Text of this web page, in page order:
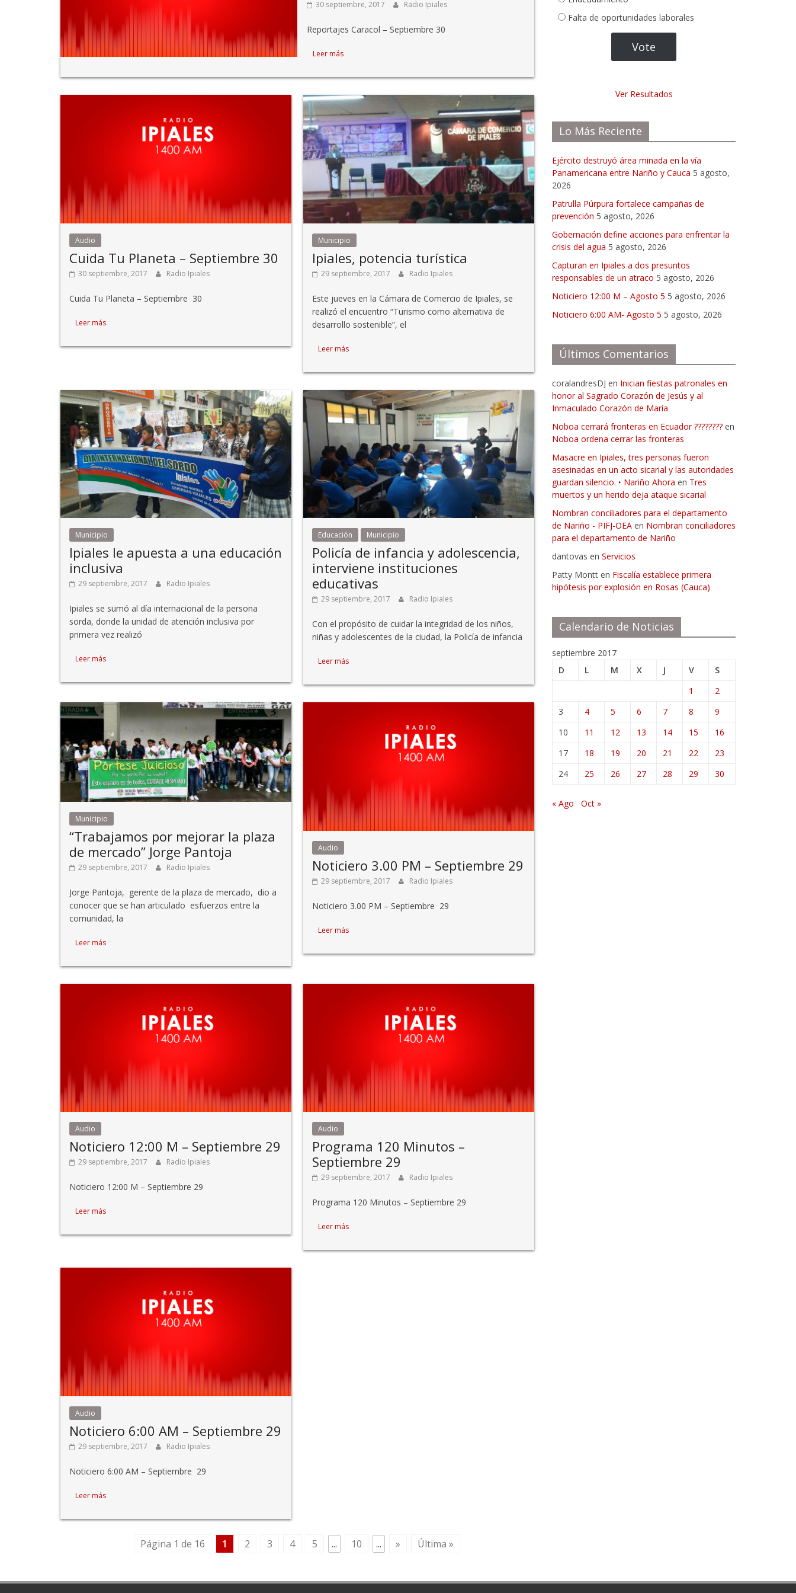
30 septiembre, 2017 Radio Ipiales
Reportajes Caracol – Septiembre 30
Leer más
Audio
Cuida Tu Planeta – Septiembre 30
30 septiembre, 2017 Radio Ipiales
Cuida Tu Planeta – Septiembre 30
Leer más
Municipio
Ipiales, potencia turística
29 septiembre, 2017 Radio Ipiales
Este jueves en la Cámara de Comercio de Ipiales, se
realizó el encuentro “Turismo como alternativa de
desarrollo sostenible”, el
Leer más
Municipio
Ipiales le apuesta a una educación
inclusiva
29 septiembre, 2017 Radio Ipiales
Ipiales se sumó al día internacional de la persona
sorda, donde la unidad de atención inclusiva por
primera vez realizó
Leer más
Educación Municipio
Policía de infancia y adolescencia,
interviene instituciones
educativas
29 septiembre, 2017 Radio Ipiales
Con el propósito de cuidar la integridad de los niños,
niñas y adolescentes de la ciudad, la Policía de infancia
Leer más
Municipio
“Trabajamos por mejorar la plaza
de mercado” Jorge Pantoja
29 septiembre, 2017 Radio Ipiales
Jorge Pantoja, gerente de la plaza de mercado, dio a
conocer que se han articulado esfuerzos entre la
comunidad, la
Leer más
Audio
Noticiero 3.00 PM – Septiembre 29
29 septiembre, 2017 Radio Ipiales
Noticiero 3.00 PM – Septiembre 29
Leer más
Audio
Noticiero 12:00 M – Septiembre 29
29 septiembre, 2017 Radio Ipiales
Noticiero 12:00 M – Septiembre 29
Leer más
Audio
Programa 120 Minutos –
Septiembre 29
29 septiembre, 2017 Radio Ipiales
Programa 120 Minutos – Septiembre 29
Leer más
Audio
Noticiero 6:00 AM – Septiembre 29
29 septiembre, 2017 Radio Ipiales
Noticiero 6:00 AM – Septiembre 29
Leer más
Página 1 de 16 1 2 3 4 5 ... 10 ... » Última »
Falta de oportunidades laborales
Ver Resultados
Lo Más Reciente
Ejército destruyó área minada en la vía
Panamericana entre Nariño y Cauca 5 agosto,
2026
Patrulla Púrpura fortalece campañas de
prevención 5 agosto, 2026
Gobernación define acciones para enfrentar la
crisis del agua 5 agosto, 2026
Capturan en Ipiales a dos presuntos
responsables de un atraco 5 agosto, 2026
Noticiero 12:00 M – Agosto 5 5 agosto, 2026
Noticiero 6:00 AM- Agosto 5 5 agosto, 2026
Últimos Comentarios
coralandresDJ en Inician fiestas patronales en
honor al Sagrado Corazón de Jesús y al
Inmaculado Corazón de María
Noboa cerrará fronteras en Ecuador ???????? en
Noboa ordena cerrar las fronteras
Masacre en Ipiales, tres personas fueron
asesinadas en un acto sicarial y las autoridades
guardan silencio. ‣ Nariño Ahora en Tres
muertos y un herido deja ataque sicarial
Nombran conciliadores para el departamento
de Nariño - PIFJ-OEA en Nombran conciliadores
para el departamento de Nariño
dantovas en Servicios
Patty Montt en Fiscalía establece primera
hipótesis por explosión en Rosas (Cauca)
Calendario de Noticias
septiembre 2017
D
L M X J V
S
1
2
3
4 5 6 7 8
9
10
11 12 13 14 15
16
17
18 19 20 21 22
23
24
25 26 27 28 29 30
« Ago Oct »